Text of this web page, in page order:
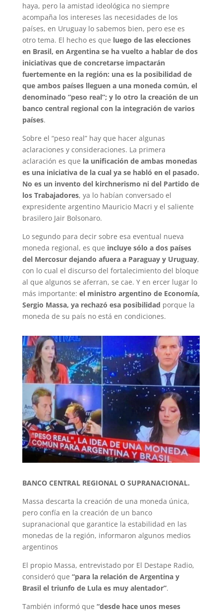
haya, pero la amistad ideológica no siempre
acompaña los intereses las necesidades de los
países, en Uruguay lo sabemos bien, pero ese es
otro tema. El hecho es que luego de las elecciones
en Brasil, en Argentina se ha vuelto a hablar de dos
iniciativas que de concretarse impactarán
fuertemente en la región: una es la posibilidad de
que ambos países lleguen a una moneda común, el
denominado “peso real”; y lo otro la creación de un
banco central regional con la integración de varios
países.
Sobre el “peso real” hay que hacer algunas
aclaraciones y consideraciones. La primera
aclaración es que la unificación de ambas monedas
es una iniciativa de la cual ya se habló en el pasado.
No es un invento del kirchnerismo ni del Partido de
los Trabajadores, ya lo habían conversado el
expresidente argentino Mauricio Macri y el saliente
brasilero Jair Bolsonaro.
Lo segundo para decir sobre esa eventual nueva
moneda regional, es que incluye sólo a dos países
del Mercosur dejando afuera a Paraguay y Uruguay,
con lo cual el discurso del fortalecimiento del bloque
al que algunos se aferran, se cae. Y en ercer lugar lo
más importante: el ministro argentino de Economía,
Sergio Massa, ya rechazó esa posibilidad porque la
moneda de su país no está en condiciones.
BANCO CENTRAL REGIONAL O SUPRANACIONAL.
Massa descarta la creación de una moneda única,
pero confía en la creación de un banco
supranacional que garantice la estabilidad en las
monedas de la región, informaron algunos medios
argentinos
El propio Massa, entrevistado por El Destape Radio,
consideró que “para la relación de Argentina y
Brasil el triunfo de Lula es muy alentador”.
También informó que “desde hace unos meses